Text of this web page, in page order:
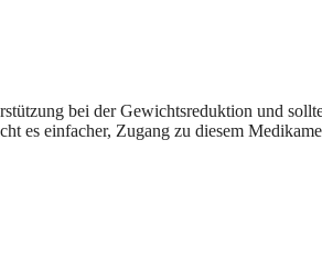
bei der Gewichtsreduktion und
es einfacher, Zugang zu diesem